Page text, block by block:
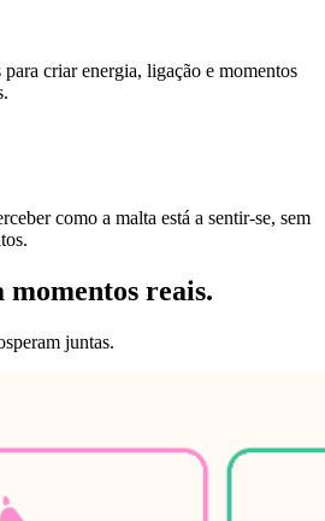
criar energia, ligação e momentos
como a malta está a sentir-se, sem
momentos reais.
juntas.